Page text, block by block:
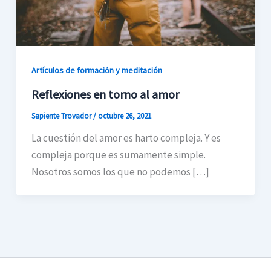
Artículos de formación y meditación
Reflexiones en torno al amor
Sapiente Trovador/octubre 26, 2021
La cuestión del amor es harto compleja. Y es
compleja porque es sumamente simple.
Nosotros somos los que no podemos […]